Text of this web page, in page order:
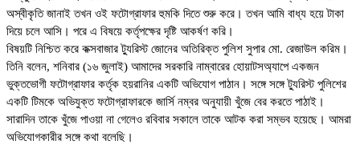
অস্বীকৃতি জানাই তখন ওই ফটোগ্রাফার হুমকি দিতে শুরু করে। তখন আমি বাধ্য হয়ে টাকা
দিয়ে চলে আসি। পরে এ বিষয়ে কর্তৃপক্ষের দৃষ্টি আকর্ষণ করি।
বিষয়টি নিশ্চিত করে কক্সবাজার ট্যুরিস্ট জোনের অতিরিক্ত পুলিশ সুপার মো. রেজাউল করিম।
তিনি বলেন, শনিবার (১৬ জুলাই) আমাদের সরকারি নাম্বারের হোয়াটসঅ্যাপে একজন
ভুক্তভোগী ফটোগ্রাফার কর্তৃক হয়রানির একটি অভিযোগ পাঠান। সঙ্গে সঙ্গে ট্যুরিস্ট পুলিশের
একটি টিমকে অভিযুক্ত ফটোগ্রাফারকে জার্সি নম্বর অনুযায়ী খুঁজে বের করতে পাঠাই।
সারাদিন তাকে খুঁজে পাওয়া না গেলেও রবিবার সকালে তাকে আটক করা সম্ভব হয়েছে। আমরা
অভিযোগকারীর সঙ্গে কথা বলেছি।